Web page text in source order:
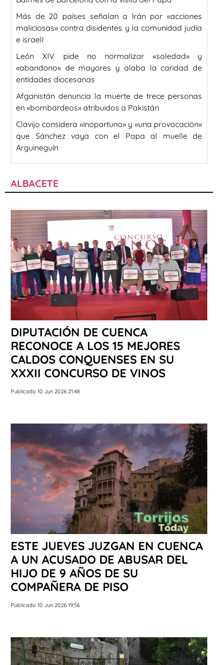
Más de 20 países señalan a Irán por «acciones
maliciosas» contra disidentes y la comunidad judía
e israelí
León XIV pide no normalizar «soledad» y
«abandono» de mayores y alaba la caridad de
entidades diocesanas
Afganistán denuncia la muerte de trece personas
en «bombardeos» atribuidos a Pakistán
Clavijo considera «inoportuno» y «una provocación»
que Sánchez vaya con el Papa al muelle de
Arguineguín
ALBACETE
DIPUTACIÓN DE CUENCA
RECONOCE A LOS 15 MEJORES
CALDOS CONQUENSES EN SU
XXXII CONCURSO DE VINOS
Publicado 10 Jun 2026 21:48
ESTE JUEVES JUZGAN EN CUENCA
A UN ACUSADO DE ABUSAR DEL
HIJO DE 9 AÑOS DE SU
COMPAÑERA DE PISO
Publicado 10 Jun 2026 19:56